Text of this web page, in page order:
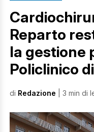
Reparto
la gestione
Policlinico
di Redazione | 3 min di